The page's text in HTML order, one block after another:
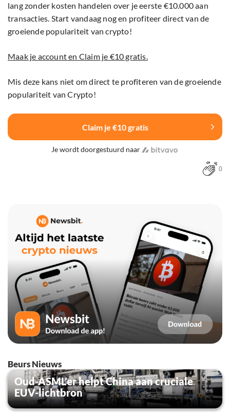
lang zonder kosten handelen over je eerste €10.000 aan
transacties. Start vandaag nog en profiteer direct van de
groeiende populariteit van crypto!
Maak je account en Claim je €10 gratis.
Mis deze kans niet om direct te profiteren van de groeiende
populariteit van Crypto!
Claim je €10 gratis
Je wordt doorgestuurd naar
0
Beurs Nieuws
Oud-ASML’er helpt China aan cruciale
EUV-lichtbron